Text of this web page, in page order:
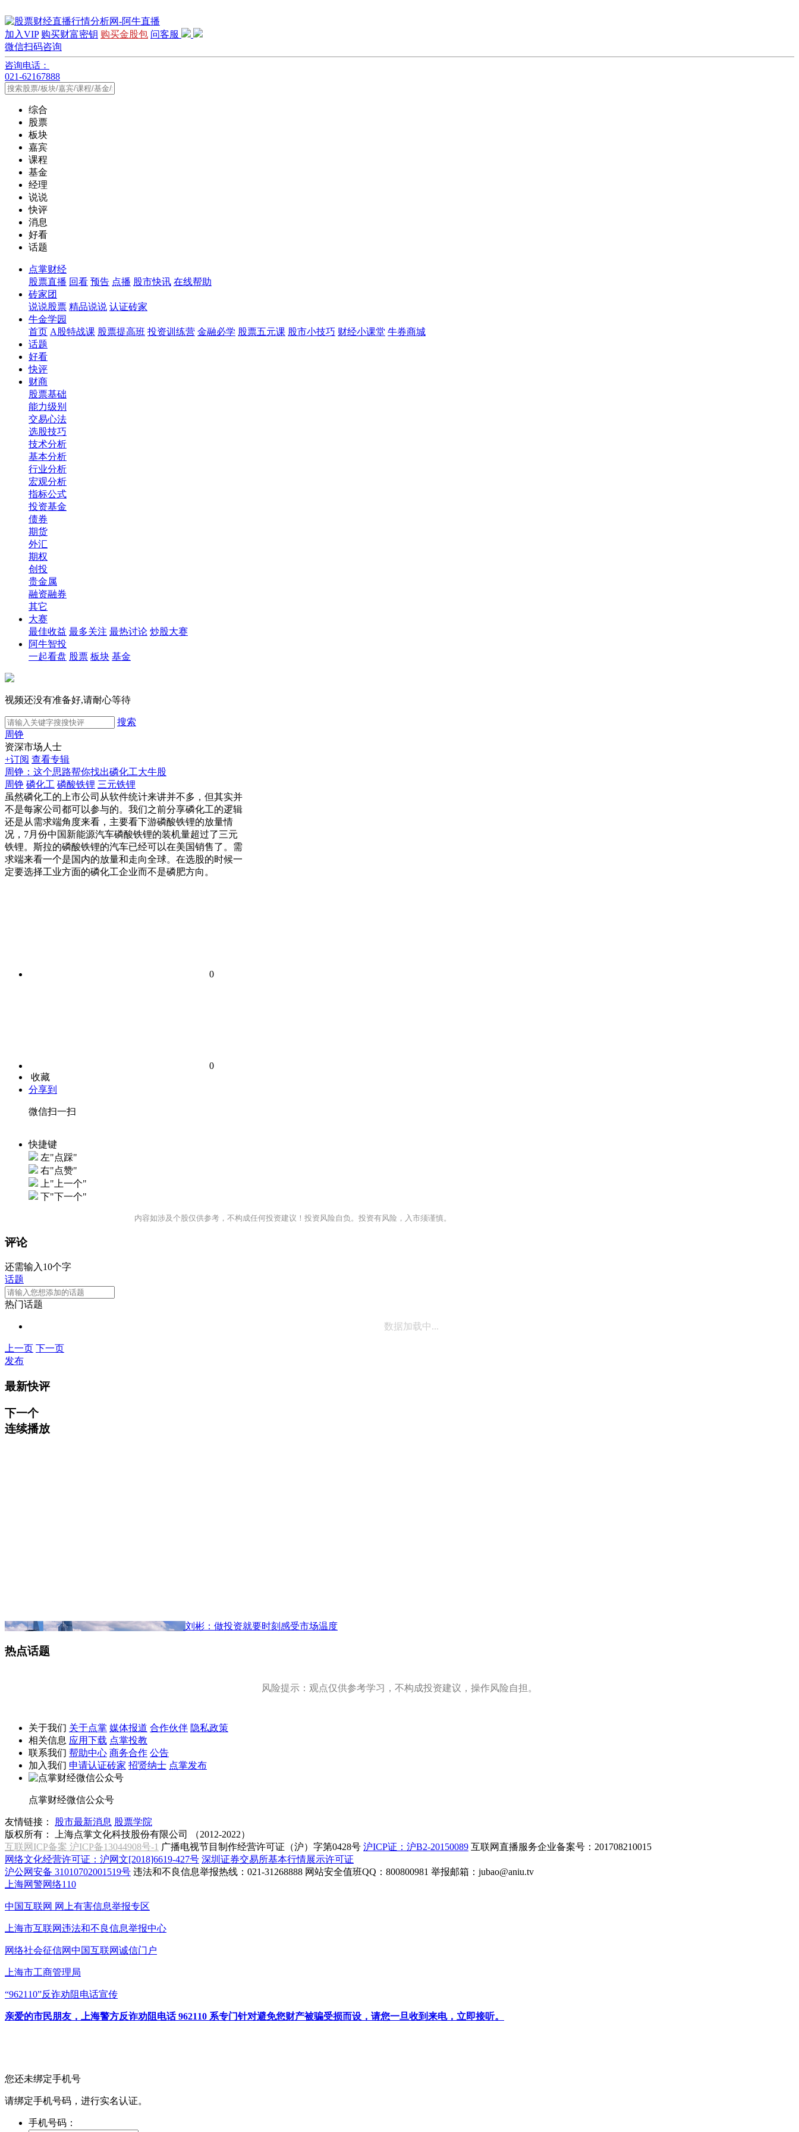
加入VIP 购买财富密钥 购买金股包 问客服
微信扫码咨询
咨询电话：
021-62167888
综合
股票
板块
嘉宾
课程
基金
经理
说说
快评
消息
好看
话题
点掌财经
股票直播 回看 预告 点播 股市快讯 在线帮助
砖家团
说说股票 精品说说 认证砖家
牛金学园
首页 A股特战课 股票提高班 投资训练营 金融必学 股票五元课 股市小技巧 财经小课堂 牛券商城
话题
好看
快评
财商
股票基础
能力级别
交易心法
选股技巧
技术分析
基本分析
行业分析
宏观分析
指标公式
投资基金
债券
期货
外汇
期权
创投
贵金属
融资融券
其它
大赛
最佳收益 最多关注 最热讨论 炒股大赛
阿牛智投
一起看盘 股票 板块 基金
视频还没有准备好,请耐心等待
搜索
周铮
资深市场人士
+订阅 查看专辑
周铮：这个思路帮你找出磷化工大牛股
周铮 磷化工 磷酸铁锂 三元铁锂
虽然磷化工的上市公司从软件统计来讲并不多，但其实并
不是每家公司都可以参与的。我们之前分享磷化工的逻辑
还是从需求端角度来看，主要看下游磷酸铁锂的放量情
况，7月份中国新能源汽车磷酸铁锂的装机量超过了三元
铁锂。斯拉的磷酸铁锂的汽车已经可以在美国销售了。需
求端来看一个是国内的放量和走向全球。在选股的时候一
定要选择工业方面的磷化工企业而不是磷肥方向。
0
0
收藏
分享到
微信扫一扫
快捷键
左"点踩"
右"点赞"
上"上一个"
下"下一个"
内容如涉及个股仅供参考，不构成任何投资建议！投资风险自负。投资有风险，入市须谨慎。
评论
还需输入10个字
话题
热门话题
数据加载中...
上一页 下一页
发布
最新快评
下一个
连续播放
刘彬：做投资就要时刻感受市场温度
热点话题
风险提示：观点仅供参考学习，不构成投资建议，操作风险自担。
关于我们 关于点掌 媒体报道 合作伙伴 隐私政策
相关信息 应用下载 点掌投教
联系我们 帮助中心 商务合作 公告
加入我们 申请认证砖家 招贤纳士 点掌发布
点掌财经微信公众号
友情链接： 股市最新消息 股票学院
版权所有：
上海点掌文化科技股份有限公司 （2012-2022）
互联网ICP备案 沪ICP备13044908号-1 广播电视节目制作经营许可证（沪）字第0428号 沪ICP证：沪B2-20150089 互联网直播服务企业备案号：201708210015
网络文化经营许可证：沪网文[2018]6619-427号 深圳证券交易所基本行情展示许可证
沪公网安备 31010702001519号 违法和不良信息举报热线：021-31268888 网站安全值班QQ：800800981 举报邮箱： jubao@aniu.tv
上海网警网络110
中国互联网 网上有害信息举报专区
上海市互联网违法和不良信息举报中心
网络社会征信网中国互联网诚信门户
上海市工商管理局
“962110”反诈劝阻电话宣传
亲爱的市民朋友，上海警方反诈劝阻电话 962110 系专门针对避免您财产被骗受损而设，请您一旦收到来电，立即接听。
您还未绑定手机号
请绑定手机号码，进行实名认证。
手机号码：